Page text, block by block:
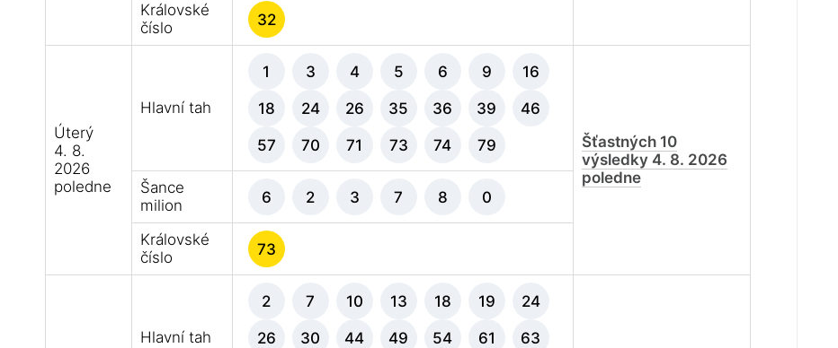
Královské
číslo
32
Úterý
4. 8.
2026
poledne
Hlavní tah
1 3 4 5 6 9 16
18 24 26 35 36 39 46
57 70 71 73 74 79
Šťastných 10
výsledky 4. 8. 2026
poledne
Šance
milion
6 2 3 7 8 0
Královské
číslo
73
Hlavní tah
2 7 10 13 18 19 24
26 30 44 49 54 61 63